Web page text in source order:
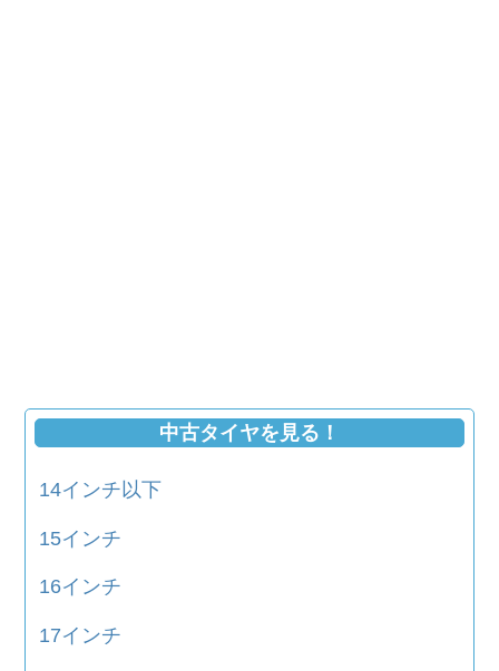
中古タイヤを見る！
14インチ以下
15インチ
16インチ
17インチ